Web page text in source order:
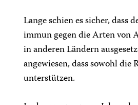
Lange schien es sicher, dass
immun gegen die Arten von
in anderen Ländern
angewiesen, dass sowohl
unterstützen.